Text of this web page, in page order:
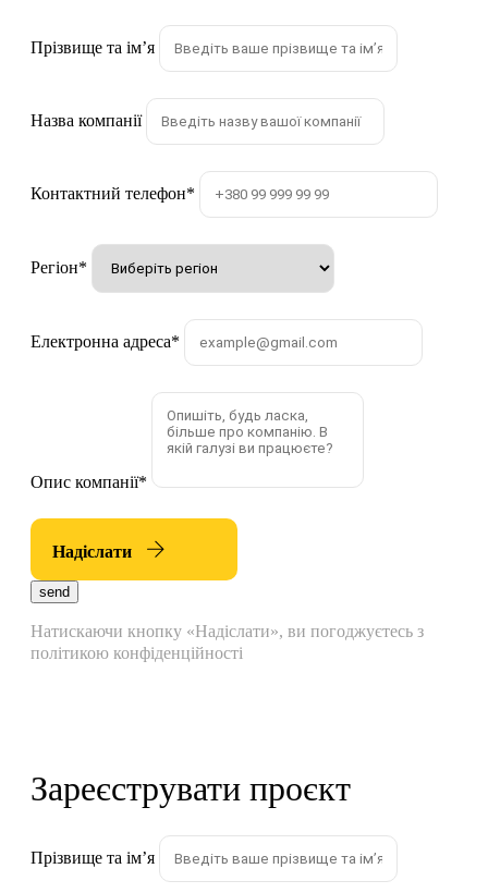
Прізвище та імʼя
Назва компанії
Контактний телефон*
Регіон*
Електронна адреса*
Опис компанії*
Надіслати
send
Натискаючи кнопку «Надіслати», ви погоджуєтесь з
політикою конфіденційності
Зареєструвати проєкт
Прізвище та імʼя